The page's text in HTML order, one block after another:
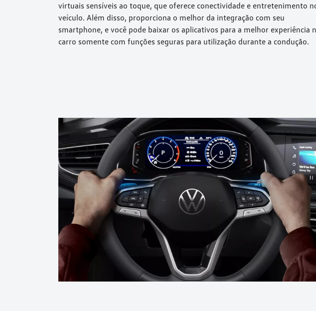
virtuais sensíveis ao toque, que oferece conectividade e entretenimento
veículo. Além disso, proporciona o melhor da integração com seu
smartphone, e você pode baixar os aplicativos para a melhor experiência
carro somente com funções seguras para utilização durante a condução.